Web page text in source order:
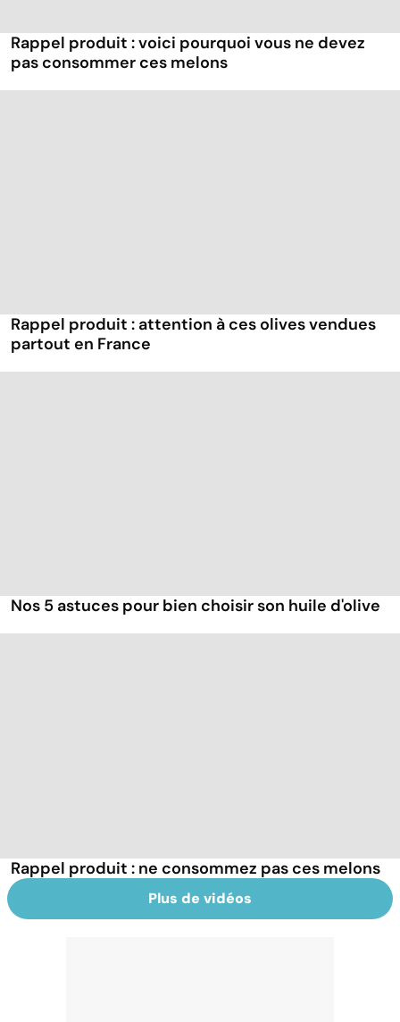
Rappel produit : voici pourquoi vous ne devez
pas consommer ces melons
Rappel produit : attention à ces olives vendues
partout en France
Nos 5 astuces pour bien choisir son huile d'olive
Rappel produit : ne consommez pas ces melons
Plus de vidéos